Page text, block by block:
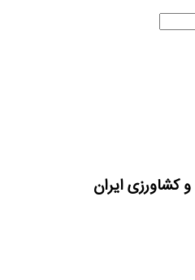
و کشاورزی ایران